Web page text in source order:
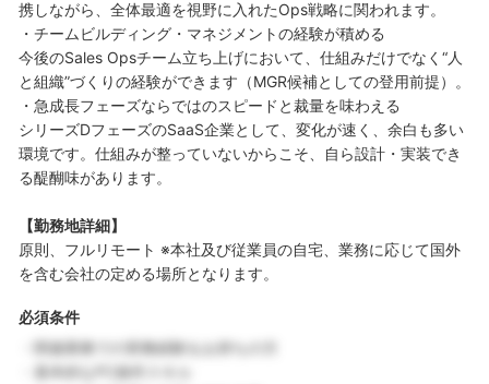
携しながら、全体最適を視野に入れたOps戦略に関われます。
・チームビルディング・マネジメントの経験が積める
今後のSales Opsチーム立ち上げにおいて、仕組みだけでなく“人
と組織”づくりの経験ができます（MGR候補としての登用前提）。
・急成長フェーズならではのスピードと裁量を味わえる
シリーズDフェーズのSaaS企業として、変化が速く、余白も多い
環境です。仕組みが整っていないからこそ、自ら設計・実装でき
る醍醐味があります。
【勤務地詳細】
原則、フルリモート ※本社及び従業員の自宅、業務に応じて国外
を含む会社の定める場所となります。
必須条件
・関連業務での実務経験をお持ちの方
・基本的なPC操作スキル